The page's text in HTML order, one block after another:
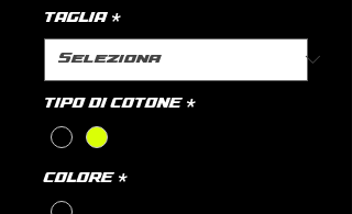
TAGLIA *
TIPO DI COTONE *
COLORE *